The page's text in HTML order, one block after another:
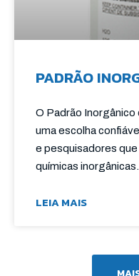
PADRÃO
O Padrão
uma escolha
e pesquisadores
químicas
LEIA MAIS